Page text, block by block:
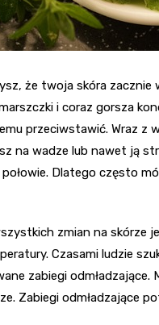
że twoja skóra
i coraz gorsza
przeciwstawić. Wraz z
na wadze lub nawet ją
Dlatego często
zmian na skórze
Czasami ludzie
zabiegi odmładzające.
Zabiegi odmładzające